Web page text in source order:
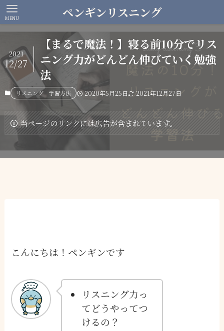
ペンギンリスニング
MENU
【まるで魔法！】寝る前10分でリス
ニング力がどんどん伸びていく勉強
法
2021
12/27
リスニング 学習方法 2020年5月25日 2021年12月27日
当ページのリンクには広告が含まれています。
こんにちは！ペンギンです
リスニング力っ
てどうやってつ
けるの？